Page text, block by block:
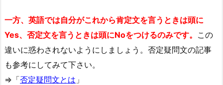
一方、英語では自分がこれから肯定文を言うときは頭に
Yes、否定文を言うときは頭にNoをつけるのみです。 この
違いに惑わされないようにしましょう。否定疑問文の記事
も参考にしてみて下さい。
⇒「否定疑問文とは 」